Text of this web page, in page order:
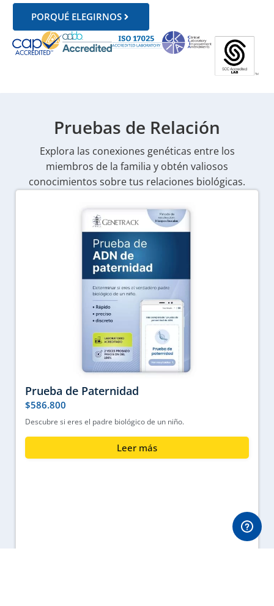
PORQUÉ ELEGIRNOS
Pruebas de Relación
Explora las conexiones genéticas entre los
miembros de la familia y obtén valiosos
conocimientos sobre tus relaciones biológicas.
Prueba de Paternidad
$586.800
Descubre si eres el padre biológico de un niño.
Leer más